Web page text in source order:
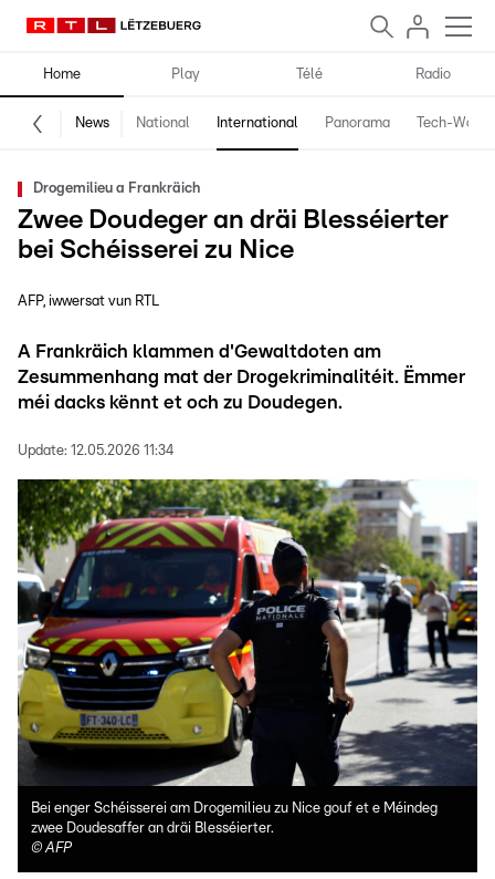
Home Play Télé Radio
News National International Panorama Tech-World
Drogemilieu a Frankräich
Zwee Doudeger an dräi Blesséierter
bei Schéisserei zu Nice
AFP, iwwersat vun RTL
A Frankräich klammen d'Gewaltdoten am
Zesummenhang mat der Drogekriminalitéit. Ëmmer
méi dacks kënnt et och zu Doudegen.
Update: 12.05.2026 11:34
Bei enger Schéisserei am Drogemilieu zu Nice gouf et e Méindeg
zwee Doudesaffer an dräi Blesséierter.
©AFP